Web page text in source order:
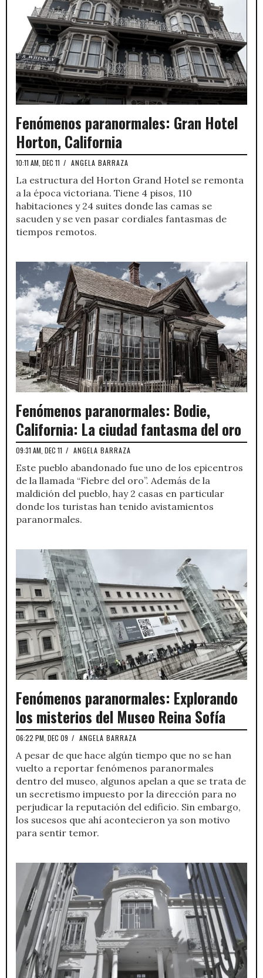
Fenómenos paranormales: Gran Hotel
Horton, California
10:11 AM, DEC 11 / ANGELA BARRAZA
La estructura del Horton Grand Hotel se remonta
a la época victoriana. Tiene 4 pisos, 110
habitaciones y 24 suites donde las camas se
sacuden y se ven pasar cordiales fantasmas de
tiempos remotos.
Fenómenos paranormales: Bodie,
California: La ciudad fantasma del oro
09:31 AM, DEC 11 / ANGELA BARRAZA
Este pueblo abandonado fue uno de los epicentros
de la llamada “Fiebre del oro”. Además de la
maldición del pueblo, hay 2 casas en particular
donde los turistas han tenido avistamientos
paranormales.
Fenómenos paranormales: Explorando
los misterios del Museo Reina Sofía
06:22 PM, DEC 09 / ANGELA BARRAZA
A pesar de que hace algún tiempo que no se han
vuelto a reportar fenómenos paranormales
dentro del museo, algunos apelan a que se trata de
un secretismo impuesto por la dirección para no
perjudicar la reputación del edificio. Sin embargo,
los sucesos que ahí acontecieron ya son motivo
para sentir temor.